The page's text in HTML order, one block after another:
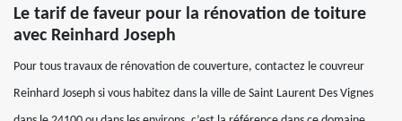
Le tarif de faveur pour la rénovation de toiture
avec Reinhard Joseph
Pour tous travaux de rénovation de couverture, contactez le couvreur
Reinhard Joseph si vous habitez dans la ville de Saint Laurent Des Vignes